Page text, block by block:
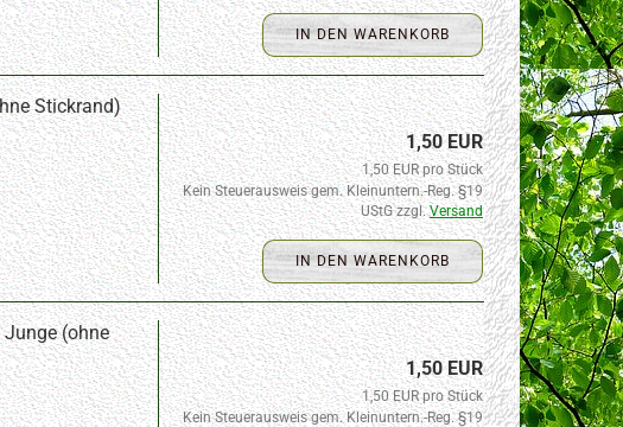
IN DEN WARENKORB
Stickrand)
1,50 EUR
1,50 EUR pro Stück
Kein Steuerausweis gem. Kleinuntern.-Reg. §19
UStG zzgl.Versand
IN DEN WARENKORB
(ohne
1,50 EUR
1,50 EUR pro Stück
Kein Steuerausweis gem. Kleinuntern.-Reg. §19